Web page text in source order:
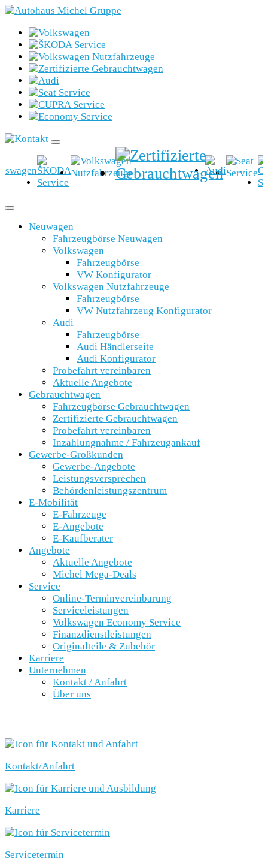
Neuwagen
Fahrzeugbörse Neuwagen
Volkswagen
Fahrzeugbörse
VW Konfigurator
Volkswagen Nutzfahrzeuge
Fahrzeugbörse
VW Nutzfahrzeug Konfigurator
Audi
Fahrzeugbörse
Audi Händlerseite
Audi Konfigurator
Probefahrt vereinbaren
Aktuelle Angebote
Gebrauchtwagen
Fahrzeugbörse Gebrauchtwagen
Zertifizierte Gebrauchtwagen
Probefahrt vereinbaren
Inzahlungnahme / Fahrzeugankauf
Gewerbe-Großkunden
Gewerbe-Angebote
Leistungsversprechen
Behördenleistungszentrum
E-Mobilität
E-Fahrzeuge
E-Angebote
E-Kaufberater
Angebote
Aktuelle Angebote
Michel Mega-Deals
Service
Online-Terminvereinbarung
Serviceleistungen
Volkswagen Economy Service
Finanzdienstleistungen
Originalteile & Zubehör
Karriere
Unternehmen
Kontakt / Anfahrt
Über uns
Kontakt/Anfahrt
Karriere
Servicetermin